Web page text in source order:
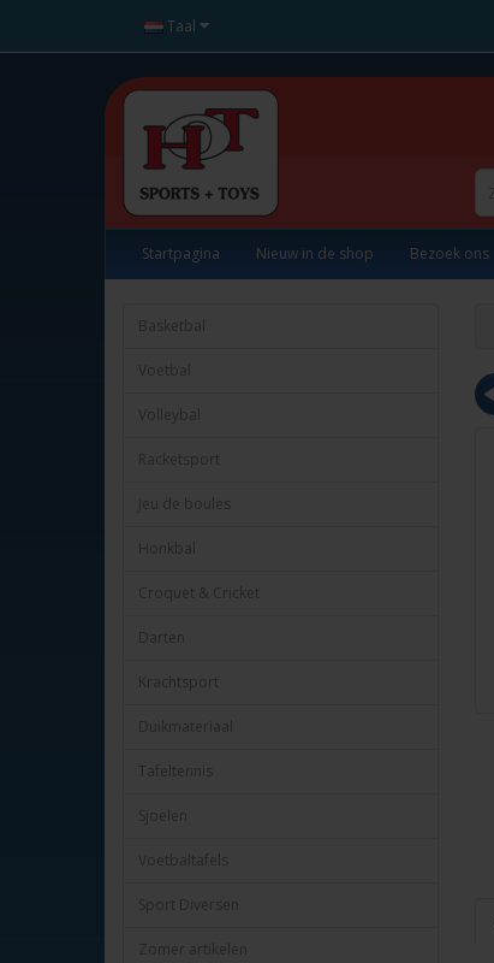
Taal
Startpagina Nieuw in de shop Bezoek ons
Basketbal
Voetbal
Volleybal
Racketsport
Jeu de boules
Honkbal
Croquet & Cricket
Darten
Krachtsport
Duikmateriaal
Tafeltennis
Sjoelen
Voetbaltafels
Sport Diversen
Zomer artikelen